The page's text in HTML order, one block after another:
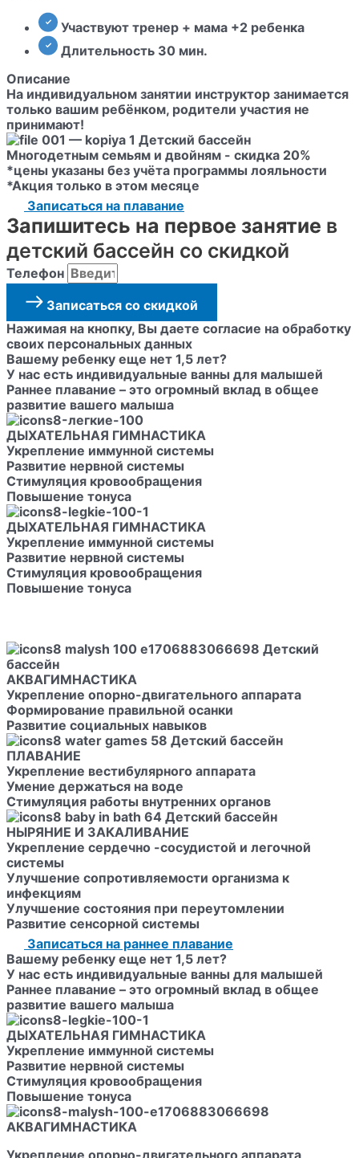
Участвуют тренер + мама +2 ребенка
Длительность 30 мин.
Описание
На индивидуальном занятии инструктор занимается
только вашим ребёнком, родители участия не
принимают!
Многодетным семьям и двойням - скидка 20%
*цены указаны без учёта программы лояльности
*Акция только в этом месяце
Записаться на плавание
Запишитесь на первое занятие в
детский бассейн со скидкой
Телефон
Записаться со скидкой
Нажимая на кнопку, Вы даете согласие на обработку
своих персональных данных
Вашему ребенку еще нет 1,5 лет?
У нас есть индивидуальные ванны для малышей
Раннее плавание – это огромный вклад в общее
развитие вашего малыша
ДЫХАТЕЛЬНАЯ ГИМНАСТИКА
Укрепление иммунной системы
Развитие нервной системы
Стимуляция кровообращения
Повышение тонуса
ДЫХАТЕЛЬНАЯ ГИМНАСТИКА
Укрепление иммунной системы
Развитие нервной системы
Стимуляция кровообращения
Повышение тонуса
АКВАГИМНАСТИКА
Укрепление опорно-двигательного аппарата
Формирование правильной осанки
Развитие социальных навыков
ПЛАВАНИЕ
Укрепление вестибулярного аппарата
Умение держаться на воде
Стимуляция работы внутренних органов
НЫРЯНИЕ И ЗАКАЛИВАНИЕ
Укрепление сердечно -сосудистой и легочной
системы
Улучшение сопротивляемости организма к
инфекциям
Улучшение состояния при переутомлении
Развитие сенсорной системы
Записаться на раннее плавание
Вашему ребенку еще нет 1,5 лет?
У нас есть индивидуальные ванны для малышей
Раннее плавание – это огромный вклад в общее
развитие вашего малыша
ДЫХАТЕЛЬНАЯ ГИМНАСТИКА
Укрепление иммунной системы
Развитие нервной системы
Стимуляция кровообращения
Повышение тонуса
АКВАГИМНАСТИКА
Укрепление опорно-двигательного аппарата